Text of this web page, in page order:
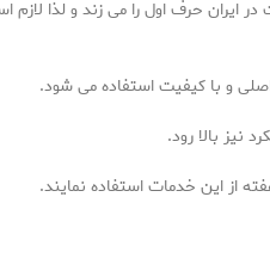
ایران حرف اول را می زند و لذا
و با کیفیت استفاده می شود.
نیز بالا رود.
از این خدمات استفاده نمایند.